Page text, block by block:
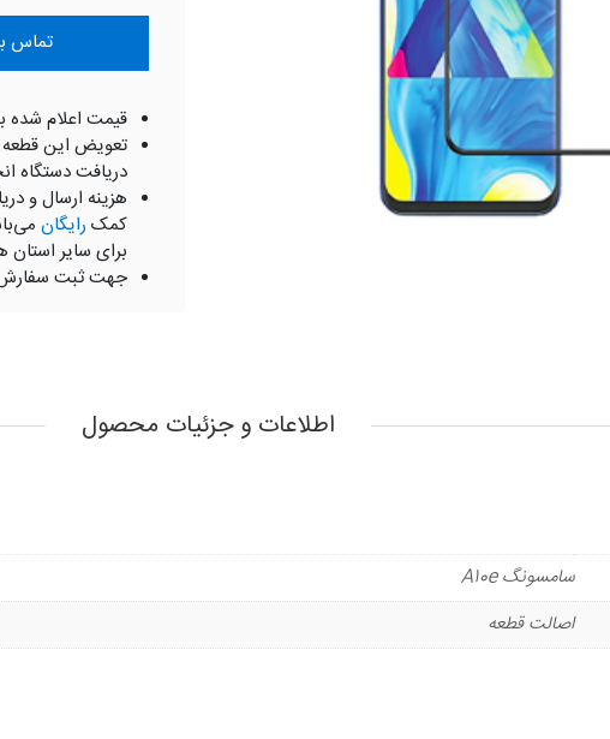
تماس با
قیمت اعلام شده
تعویض این
دریافت دستگاه
هزینه ارسال و
کمک رایگان
برای سایر استان
جهت ثبت سفارش
اطلاعات و جزئیات محصول
سامسونگ A10e
اصالت قطعه